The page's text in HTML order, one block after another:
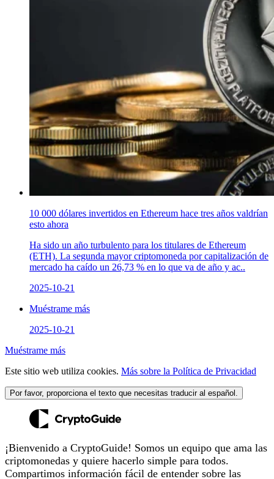
10 000 dólares invertidos en Ethereum hace tres años valdrían
esto ahora
Ha sido un año turbulento para los titulares de Ethereum
(ETH). La segunda mayor criptomoneda por capitalización de
mercado ha caído un 26,73 % en lo que va de año y ac..
2025-10-21
Muéstrame más
2025-10-21
Muéstrame más
Este sitio web utiliza cookies. Más sobre la Política de Privacidad
Por favor, proporciona el texto que necesitas traducir al español.
¡Bienvenido a CryptoGuide! Somos un equipo que ama las
criptomonedas y quiere hacerlo simple para todos.
Compartimos información fácil de entender sobre las